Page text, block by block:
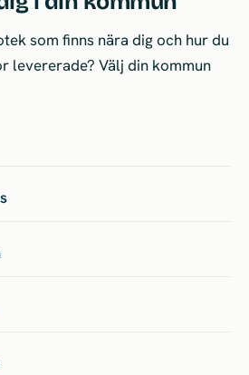
åt mellan apoteken. Se
hos butiken.
som finns nära dig och hur du
levererade? Välj din kommun